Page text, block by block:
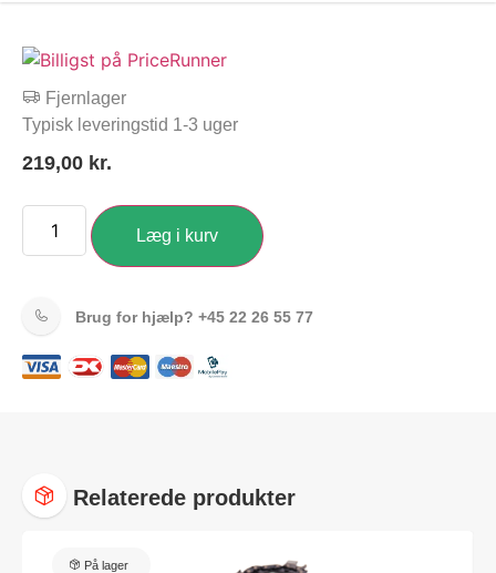
Fjernlager
Typisk leveringstid 1-3 uger
219,00 kr.
Læg i kurv
Brug for hjælp? +45 22 26 55 77
Relaterede produkter
På lager